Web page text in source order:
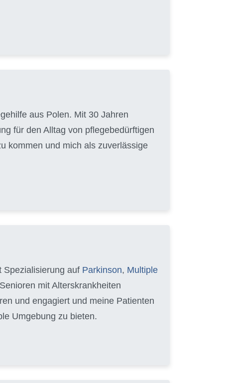
aus Polen. Mit 30 Jahren
für den Alltag von pflegebedürftigen
kommen und mich als zuverlässige
Spezialisierung auf Parkinson, Multiple
mit Alterskrankheiten
und engagiert und meine Patienten
Umgebung zu bieten.